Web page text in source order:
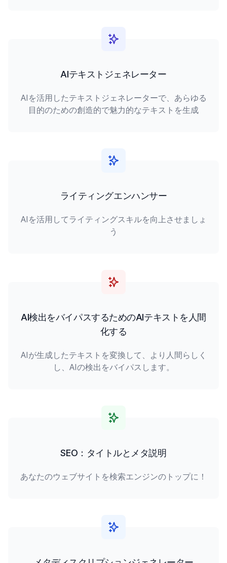
AIテキストジェネレーター
AIを活用したテキストジェネレーターで、あらゆる
目的のための創造的で魅力的なテキストを生成
ライティングエンハンサー
AIを活用してライティングスキルを向上させましょ
う
AI検出をバイパスするためのAIテキストを人間
化する
AIが生成したテキストを変換して、より人間らしく
し、AIの検出をバイパスします。
SEO：タイトルとメタ説明
あなたのウェブサイトを検索エンジンのトップに！